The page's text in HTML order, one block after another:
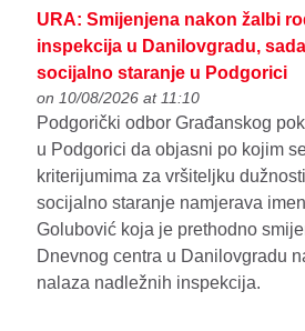
URA: Smijenjena nakon žalbi
inspekcija u Danilovgradu,
socijalno staranje u Podgorici
on 10/08/2026 at 11:10
Podgorički odbor Građanskog
u Podgorici da objasni po kojim
kriterijumima za vršiteljku
socijalno staranje namjerava
Golubović koja je prethodno
Dnevnog centra u Danilovgradu
nalaza nadležnih inspekcija.